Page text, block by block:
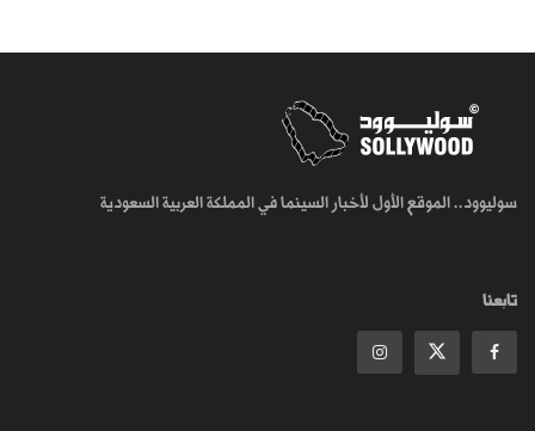
سوليوود.. الموقع الأول لأخبار السينما في المملكة العربية السعودية
تابعنا